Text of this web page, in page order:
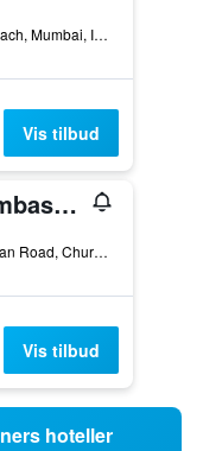
39 Juhu Beach, Mumbai, India
Vis tilbud
The Ambassador, Mumbai
Veer Nariman Road, Churchgate 1, Mumbai, India
Vis tilbud
hoteller